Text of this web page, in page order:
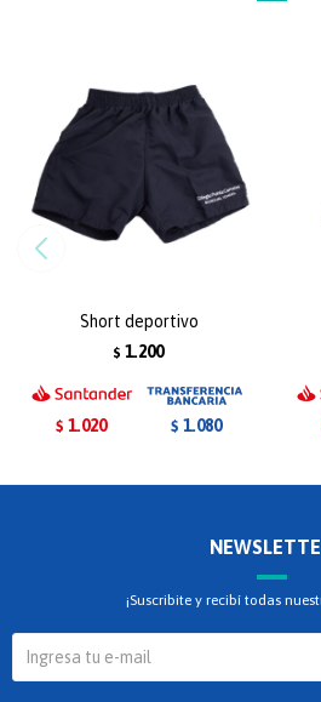
Short deportivo
$ 1.200
$ 1.020 $ 1.080
¡Suscribite y recibí todas